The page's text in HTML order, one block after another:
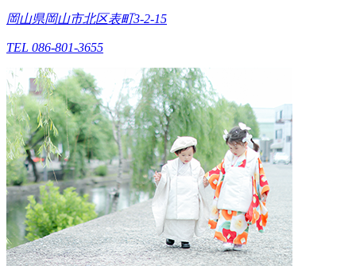
岡山県岡山市北区表町3-2-15
TEL 086-801-3655